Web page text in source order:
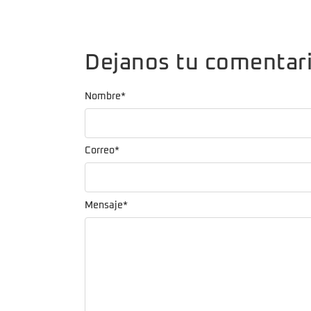
Dejanos tu
Mensaje*
Nombre*
Correo*